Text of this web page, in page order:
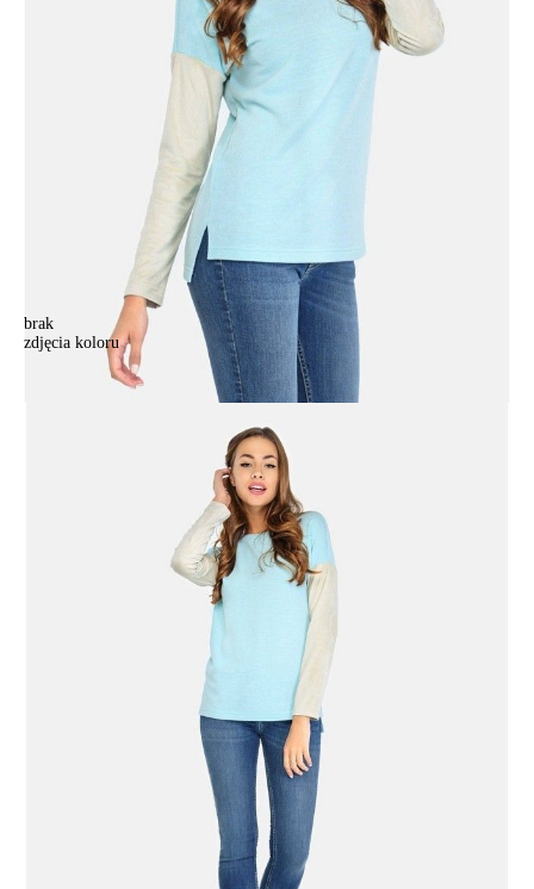
brak
zdjęcia koloru
Sweter damski CELG LD 674, r.158,164-100, azure-beige
Sweter damski CELG LD 674, r.158,164-100, azure-beige
POWIADOM MNIE O DOSTĘPNOŚCI
ПОЛУЧИТЬ ПО EMAIL